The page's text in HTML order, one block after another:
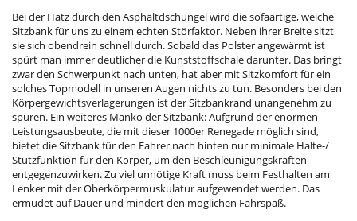
Bei der Hatz durch den Asphaltdschungel wird die sofaartige, weiche
Sitzbank für uns zu einem echten Störfaktor. Neben ihrer Breite sitzt
sie sich obendrein schnell durch. Sobald das Polster angewärmt ist
spürt man immer deutlicher die Kunststoffschale darunter. Das bringt
zwar den Schwerpunkt nach unten, hat aber mit Sitzkomfort für ein
solches Topmodell in unseren Augen nichts zu tun. Besonders bei den
Körpergewichtsverlagerungen ist der Sitzbankrand unangenehm zu
spüren. Ein weiteres Manko der Sitzbank: Aufgrund der enormen
Leistungsausbeute, die mit dieser 1000er Renegade möglich sind,
bietet die Sitzbank für den Fahrer nach hinten nur minimale Halte-/
Stützfunktion für den Körper, um den Beschleunigungskräften
entgegenzuwirken. Zu viel unnötige Kraft muss beim Festhalten am
Lenker mit der Oberkörpermuskulatur aufgewendet werden. Das
ermüdet auf Dauer und mindert den möglichen Fahrspaß.